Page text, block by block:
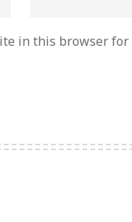
in this browser